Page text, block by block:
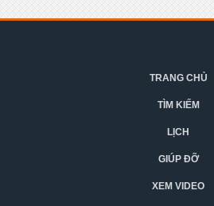
TRANG CHỦ
TÌM KIẾM
LỊCH
GIÚP ĐỠ
XEM VIDEO